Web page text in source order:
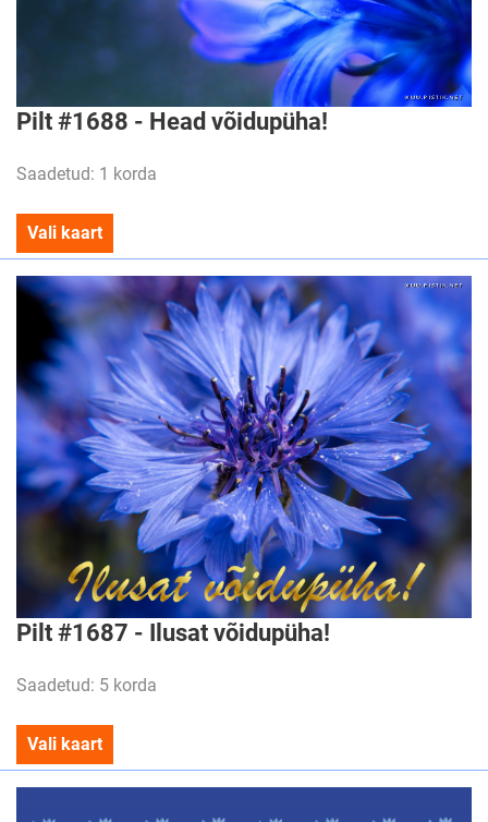
Pilt #1688 - Head võidupüha!
Saadetud: 1 korda
Vali kaart
Pilt #1687 - Ilusat võidupüha!
Saadetud: 5 korda
Vali kaart